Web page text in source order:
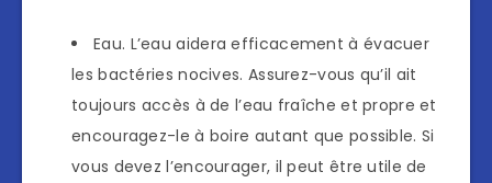
Eau. L’eau aidera efficacement à évacuer
les bactéries nocives. Assurez-vous qu’il ait
toujours accès à de l’eau fraîche et propre et
encouragez-le à boire autant que possible. Si
vous devez l’encourager, il peut être utile de